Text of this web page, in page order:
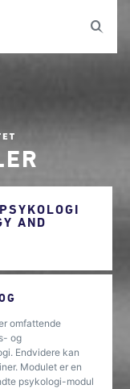
AND
omfattende
og
Endvidere kan
Modulet er en
psykologi-modul